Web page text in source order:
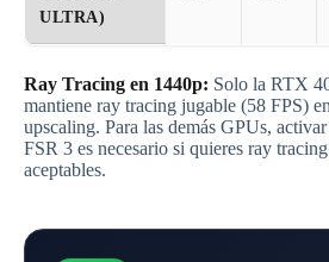
ULTRA)
Ray Tracing en 1440p: Solo la RTX
mantiene ray tracing jugable (58 FPS)
upscaling. Para las demás GPUs,
FSR 3 es necesario si quieres ray tracing
aceptables.